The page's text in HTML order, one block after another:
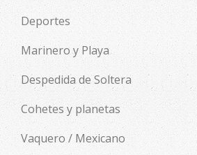
Deportes
Marinero y Playa
Despedida de Soltera
Cohetes y planetas
Vaquero / Mexicano